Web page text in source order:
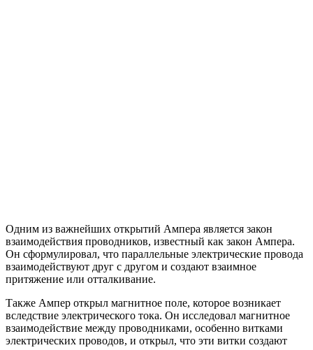
Одним из важнейших открытий Ампера является закон
взаимодействия проводников, известный как закон Ампера.
Он сформулировал, что параллельные электрические провода
взаимодействуют друг с другом и создают взаимное
притяжение или отталкивание.
Также Ампер открыл магнитное поле, которое возникает
вследствие электрического тока. Он исследовал магнитное
взаимодействие между проводниками, особенно витками
электрических проводов, и открыл, что эти витки создают